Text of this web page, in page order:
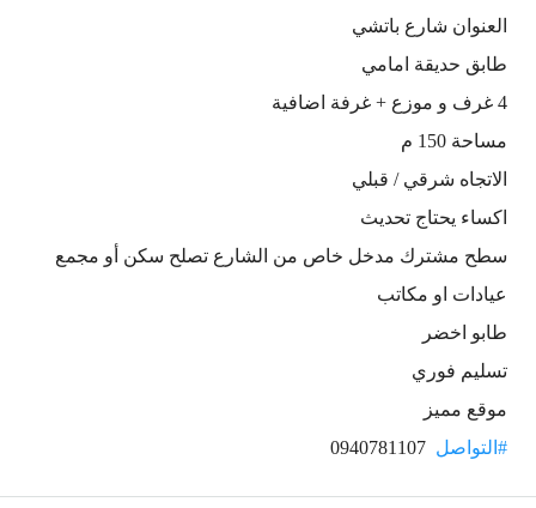
العنوان شارع باتشي
طابق حديقة امامي
4 غرف و موزع + غرفة اضافية
مساحة 150 م
الاتجاه شرقي / قبلي
اكساء يحتاج تحديث
سطح مشترك مدخل خاص من الشارع تصلح سكن أو مجمع
عيادات او مكاتب
طابو اخضر
تسليم فوري
موقع مميز
#التواصل